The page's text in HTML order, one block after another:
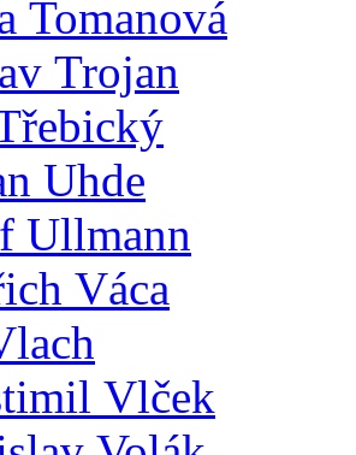
Tomanová
Trojan
Uhde
Ullmann
Váca
Vlček